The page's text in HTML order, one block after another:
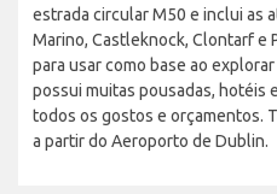
estrada circular M50 e inclui as
Marino, Castleknock, Clontarf e
para usar como base ao
possui muitas pousadas, hotéis
todos os gostos e orçamentos.
a partir do Aeroporto de Dublin.